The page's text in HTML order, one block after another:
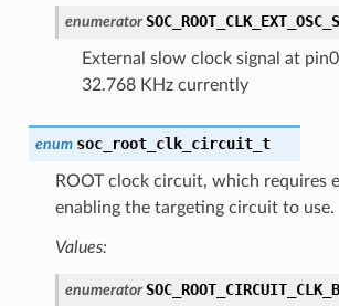
enumerator
External slow clock signal at
32.768 KHz currently
enum soc_root_clk_circuit_t
ROOT clock circuit, which requires
enabling the targeting circuit to use.
Values:
enumerator